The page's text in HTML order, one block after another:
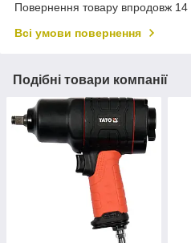
Повернення товару впродовж 14
Всі умови повернення
Подібні товари компанії